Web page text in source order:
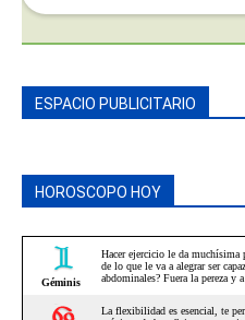
ESPACIO PUBLICITARIO
HOROSCOPO HOY